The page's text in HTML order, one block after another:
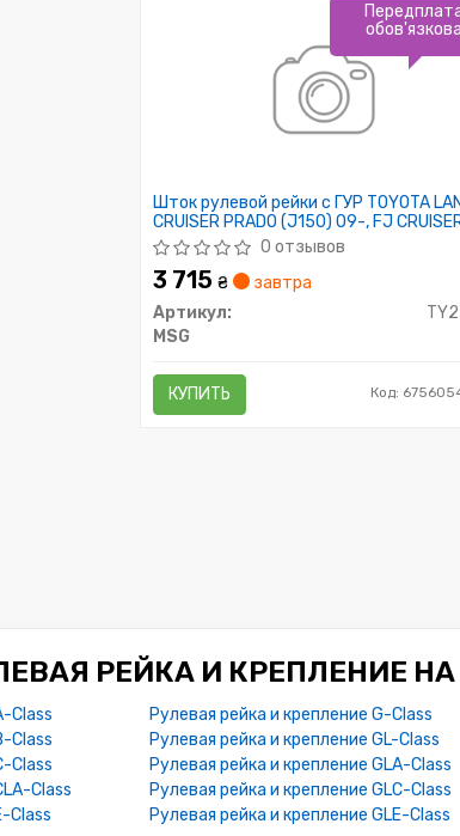
Шток рулевой рейки с ГУР TOYOTA
CRUISER PRADO (J150) 09-, FJ
(GSJ1) 06-18 0 отзывов
3 715 ₴
завтра
Артикул:
MSG
КУПИТЬ Код:
обов'язкова
РЕЙКА И КРЕПЛЕНИЕ НА
Class
Class
Class
Class
Class
Рулевая рейка и крепление G-Class
Рулевая рейка и крепление GL-Class
Рулевая рейка и крепление GLA-Class
Рулевая рейка и крепление GLC-Class
Рулевая рейка и крепление GLE-Class